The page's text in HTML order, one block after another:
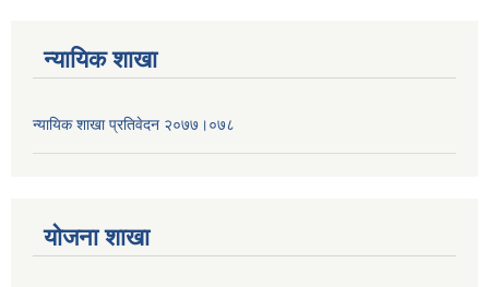
न्यायिक शाखा
न्यायिक शाखा प्रतिवेदन २०७७।०७८
याेजना शाखा